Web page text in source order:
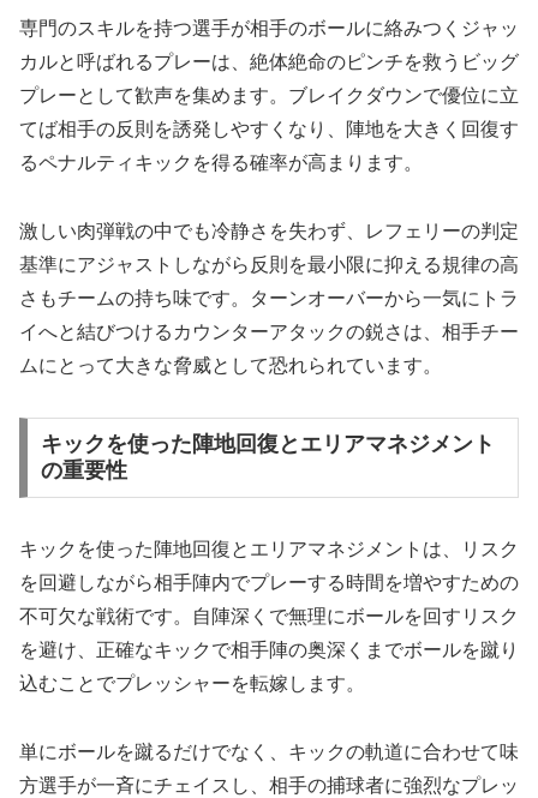
専門のスキルを持つ選手が相手のボールに絡みつくジャッ
カルと呼ばれるプレーは、絶体絶命のピンチを救うビッグ
プレーとして歓声を集めます。ブレイクダウンで優位に立
てば相手の反則を誘発しやすくなり、陣地を大きく回復す
るペナルティキックを得る確率が高まります。
激しい肉弾戦の中でも冷静さを失わず、レフェリーの判定
基準にアジャストしながら反則を最小限に抑える規律の高
さもチームの持ち味です。ターンオーバーから一気にトラ
イへと結びつけるカウンターアタックの鋭さは、相手チー
ムにとって大きな脅威として恐れられています。
キックを使った陣地回復とエリアマネジメント
の重要性
キックを使った陣地回復とエリアマネジメントは、リスク
を回避しながら相手陣内でプレーする時間を増やすための
不可欠な戦術です。自陣深くで無理にボールを回すリスク
を避け、正確なキックで相手陣の奥深くまでボールを蹴り
込むことでプレッシャーを転嫁します。
単にボールを蹴るだけでなく、キックの軌道に合わせて味
方選手が一斉にチェイスし、相手の捕球者に強烈なプレッ